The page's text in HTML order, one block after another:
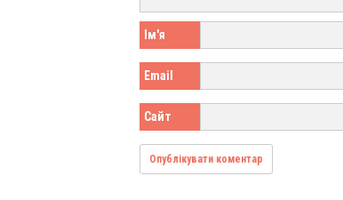
Ім'я
Email
Сайт